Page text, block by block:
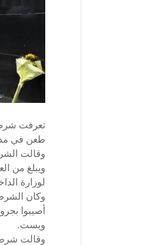
تعرفت
طعن في
وقالت
لوزارة
أصيبوا
ويست.
وقالت